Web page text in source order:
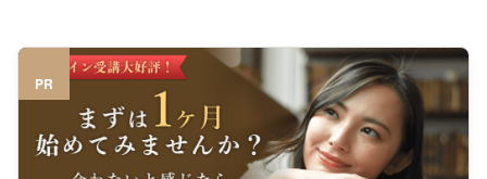
PR